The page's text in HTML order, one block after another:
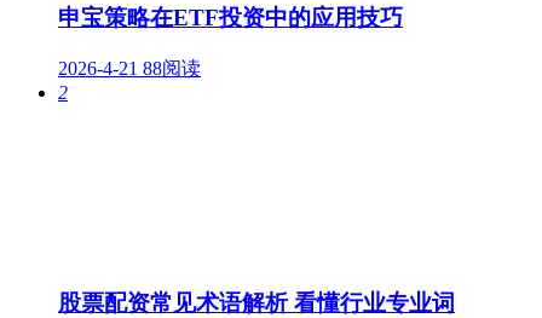
申宝策略在ETF投资中的应用技巧
2026-4-21 88阅读
2
股票配资常见术语解析 看懂行业专业词